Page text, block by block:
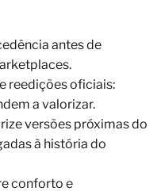
antes de
reedições oficiais:
a valorizar.
versões próximas do
à história do
conforto e